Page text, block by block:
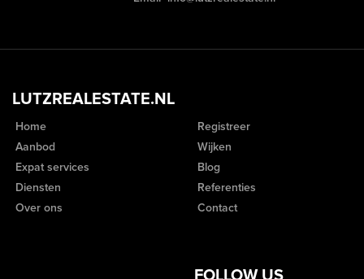
LUTZREALESTATE.NL
Home
Aanbod
Expat services
Diensten
Over ons
Registreer
Wijken
Blog
Referenties
Contact